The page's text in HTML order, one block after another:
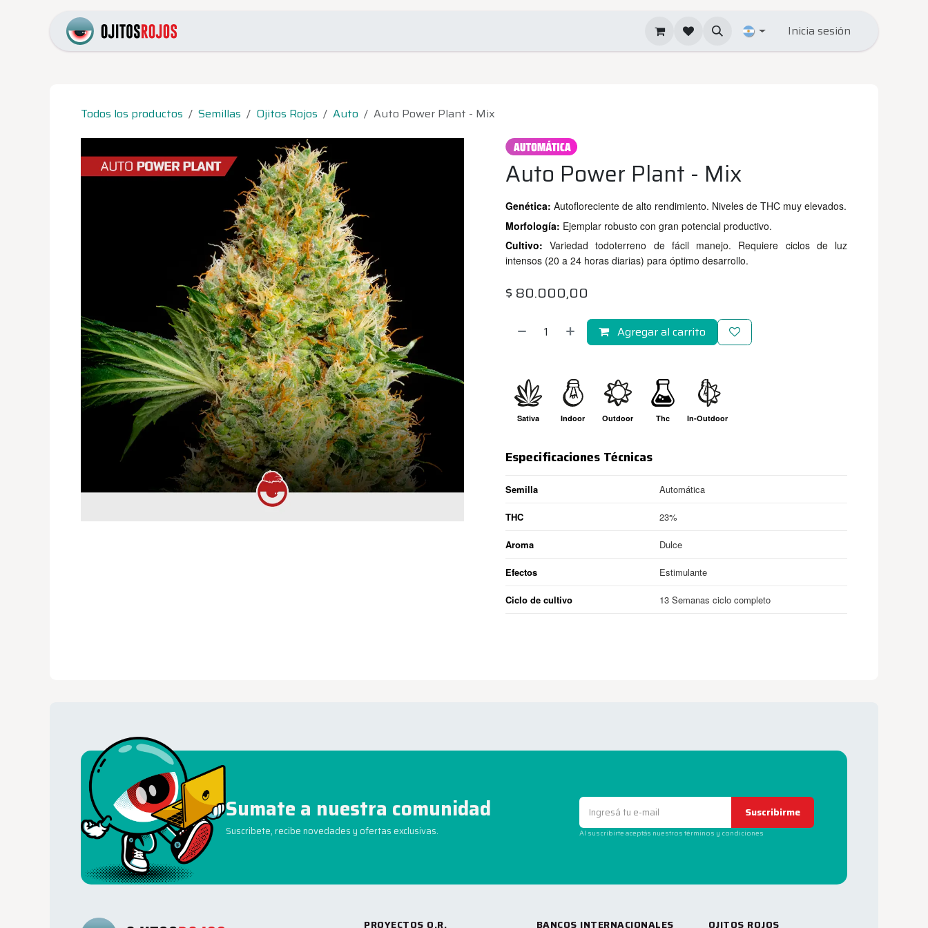
Inicia sesión
Todos los productos Semillas Ojitos Rojos Auto Auto Power Plant - Mix
Auto Power Plant - Mix
Genética: Autofloreciente de alto rendimiento. Niveles de THC muy elevados.
Morfología: Ejemplar robusto con gran potencial productivo.
Cultivo: Variedad todoterreno de fácil manejo. Requiere ciclos de luz
intensos (20 a 24 horas diarias) para óptimo desarrollo.
$ 80.000,00
Agregar al carrito
Sativa Indoor Outdoor Thc In-Outdoor
Especificaciones Técnicas
Semilla Automática
THC 23%
Aroma Dulce
Efectos Estimulante
Ciclo de cultivo 13 Semanas ciclo completo
Sumate a nuestra comunidad
Suscribete, recibe novedades y ofertas exclusivas.
Suscribirme
Al suscribirte aceptás nuestros términos y condiciones
PROYECTOS O.R. BANCOS INTERNACIONALES OJITOS ROJOS